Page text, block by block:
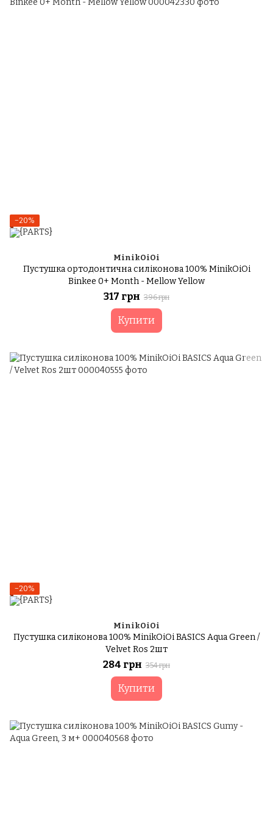
−20%
MinikOiOi
Пустушка ортодонтична силіконова 100% MinikOiOi
Binkee 0+ Month - Mellow Yellow
317 грн 396 грн
Купити
−20%
MinikOiOi
Пустушка силіконова 100% MinikOiOi BASICS Аqua Green /
Velvet Ros 2шт
284 грн 354 грн
Купити